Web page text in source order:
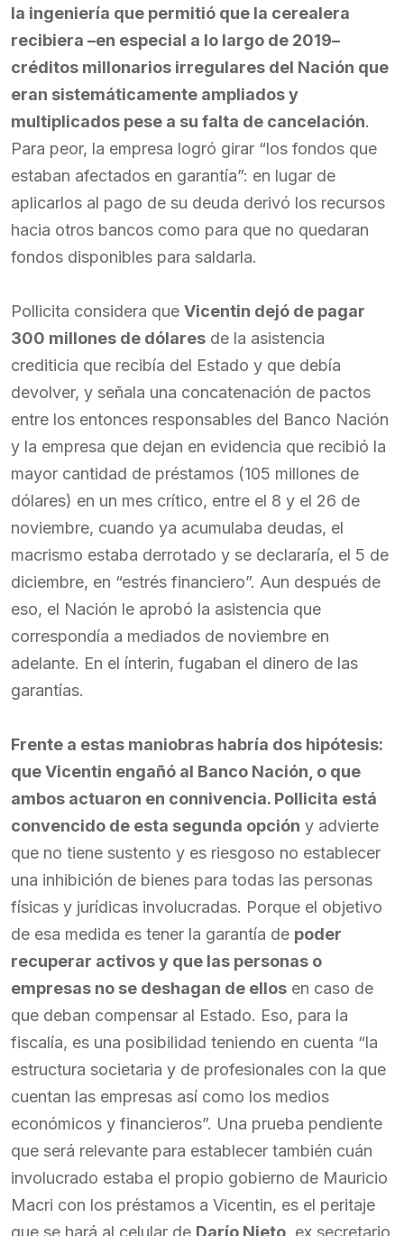
la ingeniería que permitió que la cerealera
recibiera –en especial a lo largo de 2019–
créditos millonarios irregulares del Nación que
eran sistemáticamente ampliados y
multiplicados pese a su falta de cancelación.
Para peor, la empresa logró girar “los fondos que
estaban afectados en garantía”: en lugar de
aplicarlos al pago de su deuda derivó los recursos
hacia otros bancos como para que no quedaran
fondos disponibles para saldarla.
Pollicita considera que Vicentin dejó de pagar
300 millones de dólares de la asistencia
crediticia que recibía del Estado y que debía
devolver, y señala una concatenación de pactos
entre los entonces responsables del Banco Nación
y la empresa que dejan en evidencia que recibió la
mayor cantidad de préstamos (105 millones de
dólares) en un mes crítico, entre el 8 y el 26 de
noviembre, cuando ya acumulaba deudas, el
macrismo estaba derrotado y se declararía, el 5 de
diciembre, en “estrés financiero”. Aun después de
eso, el Nación le aprobó la asistencia que
correspondía a mediados de noviembre en
adelante. En el ínterin, fugaban el dinero de las
garantías.
Frente a estas maniobras habría dos hipótesis:
que Vicentin engañó al Banco Nación, o que
ambos actuaron en connivencia. Pollicita está
convencido de esta segunda opción y advierte
que no tiene sustento y es riesgoso no establecer
una inhibición de bienes para todas las personas
físicas y jurídicas involucradas. Porque el objetivo
de esa medida es tener la garantía de poder
recuperar activos y que las personas o
empresas no se deshagan de ellos en caso de
que deban compensar al Estado. Eso, para la
fiscalía, es una posibilidad teniendo en cuenta “la
estructura societaria y de profesionales con la que
cuentan las empresas así como los medios
económicos y financieros”. Una prueba pendiente
que será relevante para establecer también cuán
involucrado estaba el propio gobierno de Mauricio
Macri con los préstamos a Vicentin, es el peritaje
que se hará al celular de Darío Nieto , ex secretario